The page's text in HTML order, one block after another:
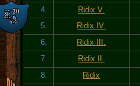
4.
Ridix V.
5.
Ridix IV.
6.
Ridix III.
7.
Ridix II.
8.
Ridix